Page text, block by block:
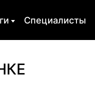
Специалисты